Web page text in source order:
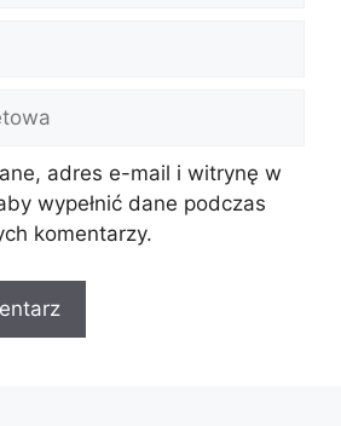
adres e-mail i witrynę w
wypełnić dane podczas
komentarzy.